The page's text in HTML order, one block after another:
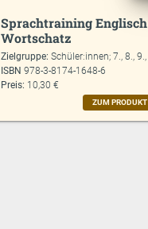
Sprachtraining
Wortschatz
Zielgruppe:Schüler:innen; 7., 8.,
ISBN978-3-8174-1648-6
Preis: 10,30 €
ZUM PRODUKT